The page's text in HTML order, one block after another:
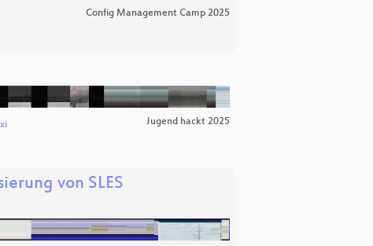
Config Management Camp 2025
Jugend hackt 2025
von SLES